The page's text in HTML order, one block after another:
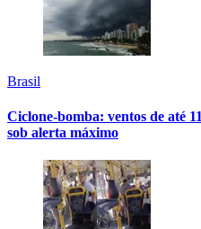
Brasil
Ciclone-bomba: ventos de até
sob alerta máximo